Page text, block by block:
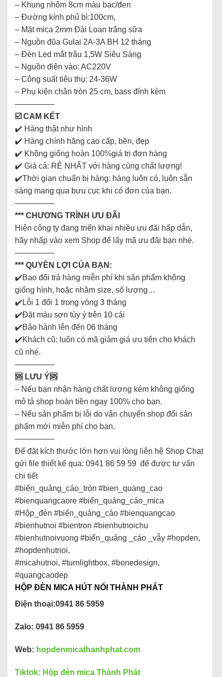
– Khung nhôm 8cm màu bạc/đen
– Đường kính phủ bì:100cm,
– Mặt mica 2mm Đài Loan trắng sữa
– Nguồn đũa Gulai 2A-3A BH 12 tháng
– Đèn Led mắt trâu 1,5W Siêu Sáng
– Nguồn điện vào: AC220V
– Công suất tiêu thụ: 24-36W
– Phụ kiện chân tròn 25 cm, bass đính kèm
—————
☑️ CAM KẾT
✔️ Hàng thật như hình
✔️ Hàng chính hãng cao cấp, bền, đẹp
✔️ Không giống hoàn 100%giá trị đơn hàng
✔️ Giá cả: RẺ NHẤT với hàng cùng chất lượng!
✔️Thời gian chuẩn bị hàng: hàng luôn có, luôn sẵn
sàng mang qua bưu cục khi có đơn của bạn.
—————
*** CHƯƠNG TRÌNH ƯU ĐÃI
Hiện công ty đang triển khai nhiều ưu đãi hấp dẫn,
hãy nhấp vào xem Shop để lấy mã ưu đãi bạn nhé.
—————
*** QUYỀN LỢI CỦA BẠN:
✔️Bao đổi trả hàng miễn phí khi sản phẩm không
giống hình, hoặc nhầm size, số lượng…
✔️Lỗi 1 đổi 1 trong vòng 3 tháng
✔️Đặt màu sơn tùy ý trên 10 cái
✔️Bảo hành lên đến 06 tháng
✔️Khách cũ: luôn có mã giảm giá ưu tiên cho khách
cũ nhé.
—————
🆘 LƯU Ý🆘
– Nếu bạn nhận hàng chất lượng kém không giống
mô tả shop hoàn tiền ngay 100% cho bạn.
– Nếu sản phẩm bị lỗi do vận chuyển shop đổi sản
phẩm mới miễn phí cho bạn.
—————
Để đặt kích thước lớn hơn vui lòng liên hệ Shop Chat
gửi file thiết kế qua: 0941 86 59 59 để được tư vấn
chi tiết
#biển_quảng_cáo_tròn #bien_quang_cao
#bienquangcaore #biển_quảng_cáo_mica
#Hộp_đèn #biển_quảng_cáo #bienquangcao
#bienhutnoi #bientron #bienhutnoichu
#bienhutnoivuong #biển_quảng _cáo _vẫy #hopden,
#hopdenhutnoi,
#micahutnoi, #turnlightbox, #bonedesign,
#quangcaodep
HỘP ĐÈN MICA HÚT NỔI THÀNH PHÁT
Điện thoại:0941 86 5959
Zalo: 0941 86 5959
Web: hopdenmicathanhphat.com
Tiktok: Hộp đèn mica Thành Phát